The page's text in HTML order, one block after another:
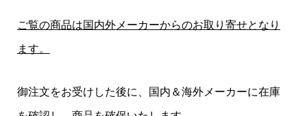
ご覧の商品は国内外メーカーからのお取り寄せとなり
ます。
御注文をお受けした後に、国内＆海外メーカーに在庫